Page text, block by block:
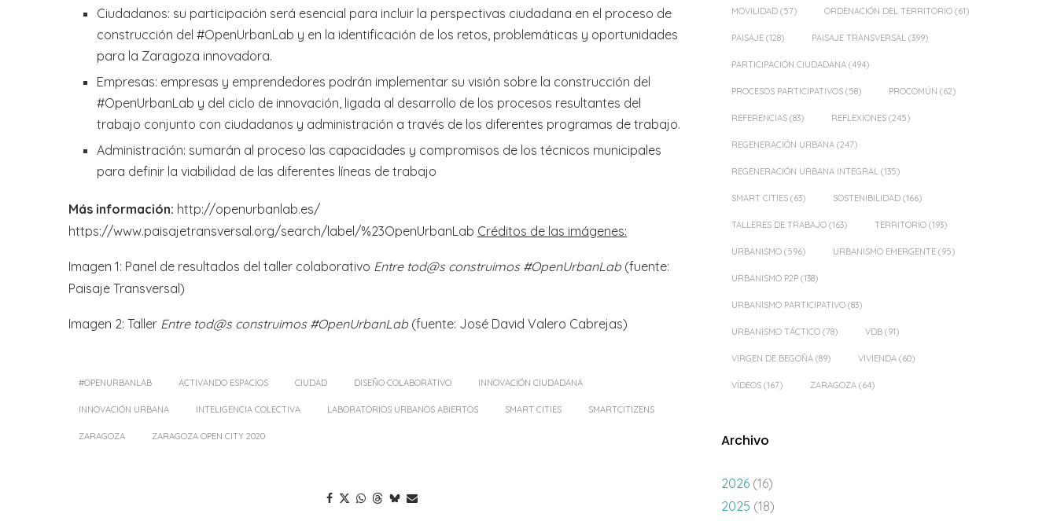
Ciudadanos: su participación será esencial para incluir la perspectivas ciudadana en el proceso de
construcción del #OpenUrbanLab y en la identificación de los retos, problemáticas y oportunidades
para la Zaragoza innovadora.
Empresas: empresas y emprendedores podrán implementar su visión sobre la construcción del
#OpenUrbanLab y del ciclo de innovación, ligada al desarrollo de los procesos resultantes del
trabajo conjunto con ciudadanos y administración a través de los diferentes programas de trabajo.
Administración: sumarán al proceso las capacidades y compromisos de los técnicos municipales
para definir la viabilidad de las diferentes líneas de trabajo
Más información: http://openurbanlab.es/
https://www.paisajetransversal.org/search/label/%23OpenUrbanLab Créditos de las imágenes:
Imagen 1: Panel de resultados del taller colaborativo Entre tod@s construimos #OpenUrbanLab (fuente:
Paisaje Transversal)
Imagen 2: Taller Entre tod@s construimos #OpenUrbanLab (fuente: José David Valero Cabrejas)
#OPENURBANLAB ACTIVANDO ESPACIOS CIUDAD DISEÑO COLABORATIVO INNOVACIÓN CIUDADANA
INNOVACIÓN URBANA INTELIGENCIA COLECTIVA LABORATORIOS URBANOS ABIERTOS SMART CITIES SMARTCITIZENS
ZARAGOZA ZARAGOZA OPEN CITY 2020
MOVILIDAD (57) ORDENACIÓN DEL TERRITORIO (61)
PAISAJE (128) PAISAJE TRANSVERSAL (399)
PARTICIPACIÓN CIUDADANA (494)
PROCESOS PARTICIPATIVOS (58) PROCOMÚN (62)
REFERENCIAS (83) REFLEXIONES (245)
REGENERACIÓN URBANA (247)
REGENERACIÓN URBANA INTEGRAL (135)
SMART CITIES (63) SOSTENIBILIDAD (166)
TALLERES DE TRABAJO (163) TERRITORIO (193)
URBANISMO (596) URBANISMO EMERGENTE (95)
URBANISMO P2P (138)
URBANISMO PARTICIPATIVO (83)
URBANISMO TÁCTICO (78) VDB (91)
VIRGEN DE BEGOÑA (89) VIVIENDA (60)
VÍDEOS (167) ZARAGOZA (64)
Archivo
2026 (16)
2025 (18)